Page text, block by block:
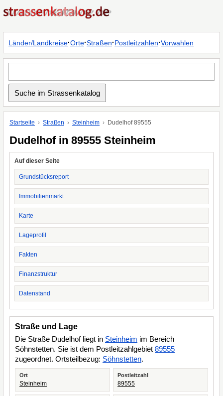
Länder/Landkreise·Orte·Straßen·Postleitzahlen·Vorwahlen
Startseite Straßen Steinheim Dudelhof 89555
Dudelhof in 89555 Steinheim
Auf dieser Seite
Grundstücksreport
Immobilienmarkt
Karte
Lageprofil
Fakten
Finanzstruktur
Datenstand
Straße und Lage
Die Straße Dudelhof liegt in Steinheim im Bereich
Söhnstetten. Sie ist dem Postleitzahlgebiet 89555
zugeordnet. Ortsteilbezug: Söhnstetten.
Ort
Steinheim
Postleitzahl
89555